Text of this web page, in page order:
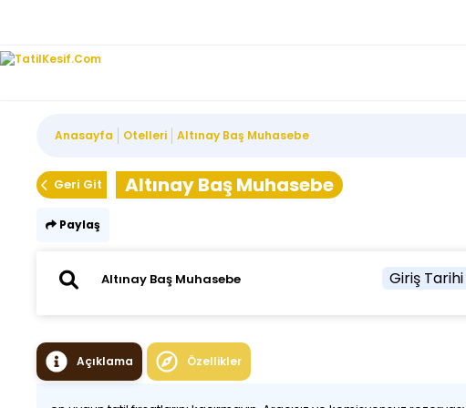
Anasayfa Otelleri Altınay Baş Muhasebe
Geri Git Altınay Baş Muhasebe
Paylaş
Giriş Tarihi
Açıklama Özellikler